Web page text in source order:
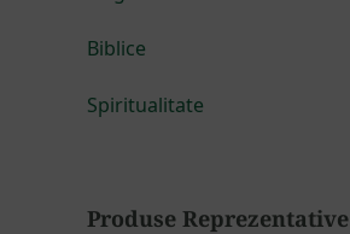
Biblice
Spiritualitate
Produse Reprezentative